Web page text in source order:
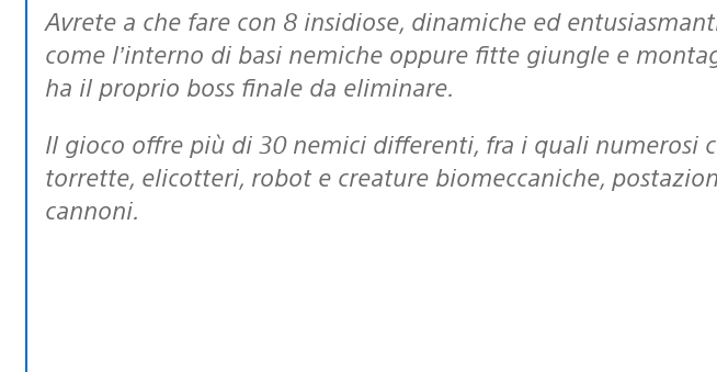
Avrete a che fare con 8 insidiose, dinamiche ed entusiasmanti ambientazioni,
come l’interno di basi nemiche oppure fitte giungle e
ha il proprio boss finale da eliminare.
Il gioco offre più di 30 nemici differenti, fra i quali numerosi carri armati,
torrette, elicotteri, robot e creature biomeccaniche,
cannoni.